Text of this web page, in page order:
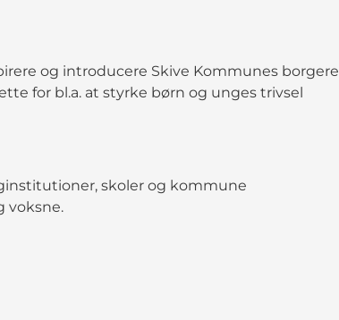
og introducere Skive Kommunes borgere
for bl.a. at styrke børn og unges trivsel
skoler og kommune
voksne.